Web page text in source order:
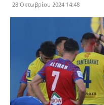
28 Οκτωβρίου 2024 14:48